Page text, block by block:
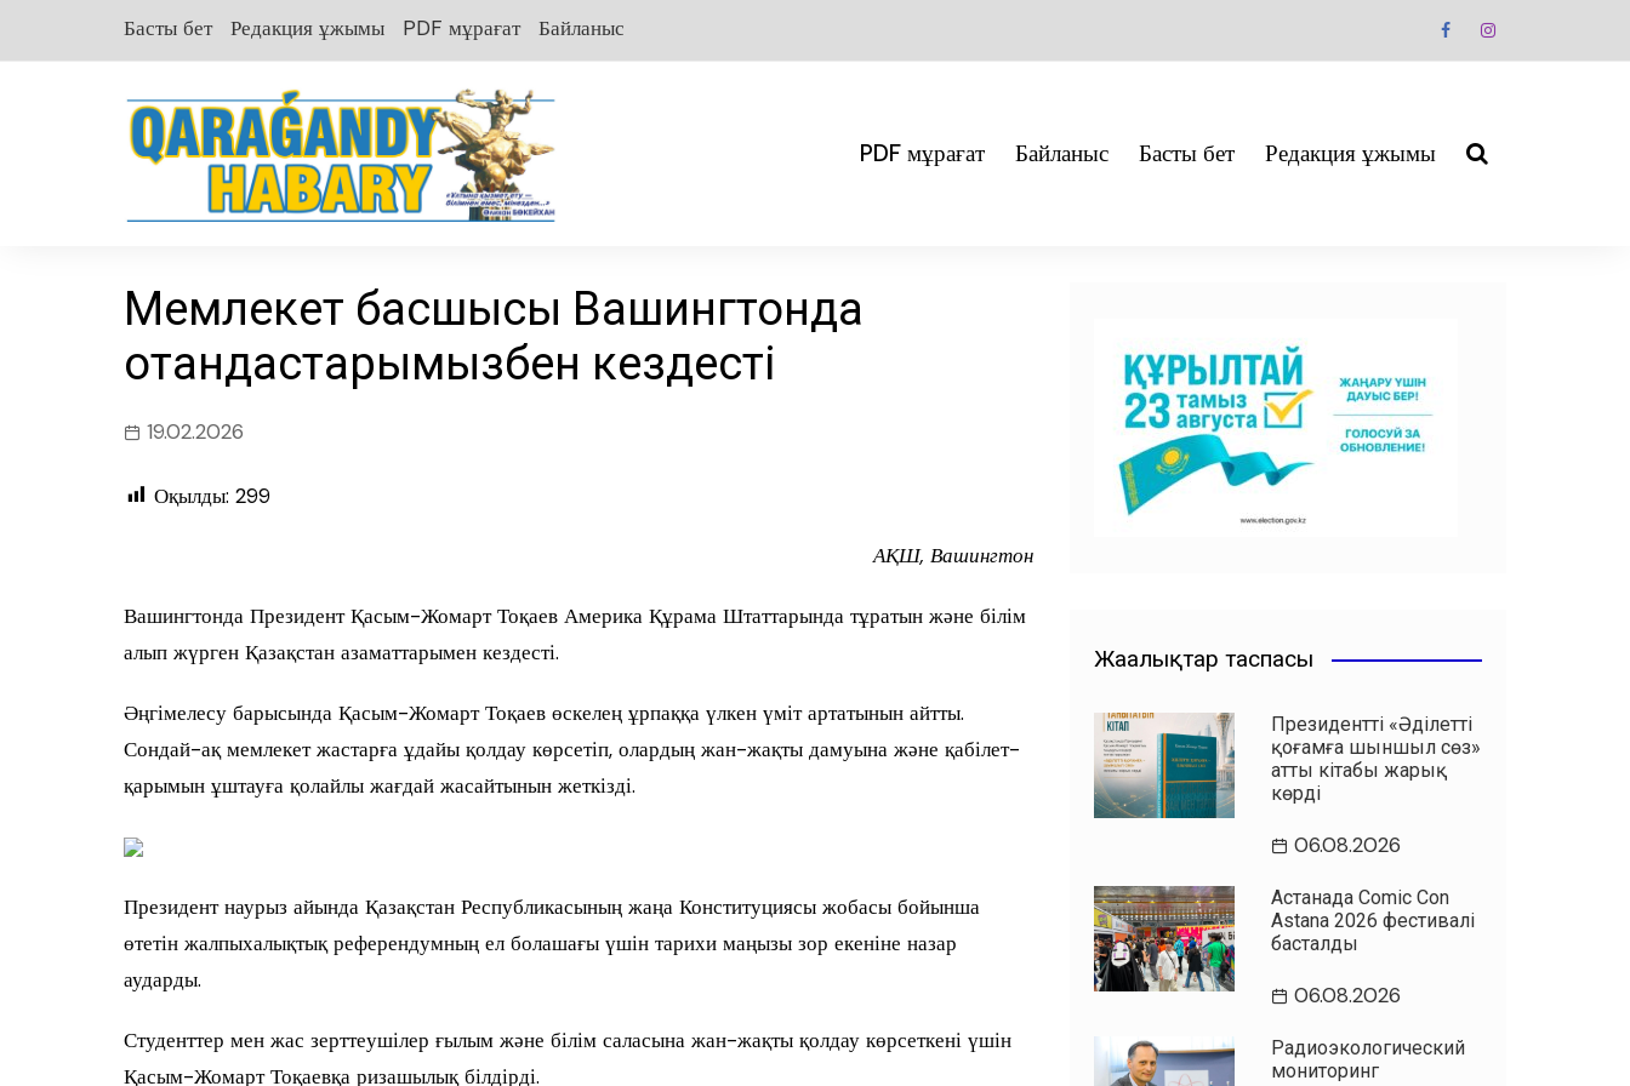
Басты бет Редакция ұжымы PDF мұрағат Байланыс
PDF мұрағат Байланыс Басты бет Редакция ұжымы
Мемлекет басшысы Вашингтонда
отандастарымызбен кездесті
19.02.2026
Оқылды: 299
АҚШ, Вашингтон
Вашингтонда Президент Қасым-Жомарт Тоқаев Америка Құрама Штаттарында тұратын және білім
алып жүрген Қазақстан азаматтарымен кездесті.
Әңгімелесу барысында Қасым-Жомарт Тоқаев өскелең ұрпаққа үлкен үміт артатынын айтты.
Сондай-ақ мемлекет жастарға ұдайы қолдау көрсетіп, олардың жан-жақты дамуына және қабілет-
қарымын ұштауға қолайлы жағдай жасайтынын жеткізді.
Президент наурыз айында Қазақстан Республикасының жаңа Конституциясы жобасы бойынша
өтетін жалпыхалықтық референдумның ел болашағы үшін тарихи маңызы зор екеніне назар
аударды.
Студенттер мен жас зерттеушілер ғылым және білім саласына жан-жақты қолдау көрсеткені үшін
Қасым-Жомарт Тоқаевқа ризашылық білдірді.
Жаңалықтар таспасы
Президенттің «Әділетті
қоғамға шыншыл сөз»
атты кітабы жарық
көрді
06.08.2026
Астанада Comic Con
Astana 2026 фестивалі
басталды
06.08.2026
Радиоэкологический
мониторинг